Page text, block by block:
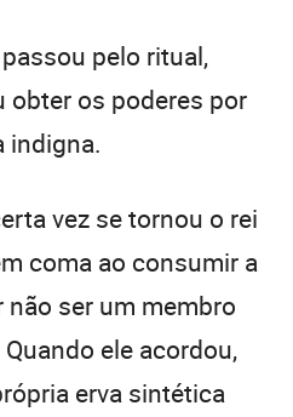
pelo ritual,
obter os poderes por
indigna.
vez se tornou o rei
coma ao consumir a
ser um membro
Quando ele acordou,
erva sintética